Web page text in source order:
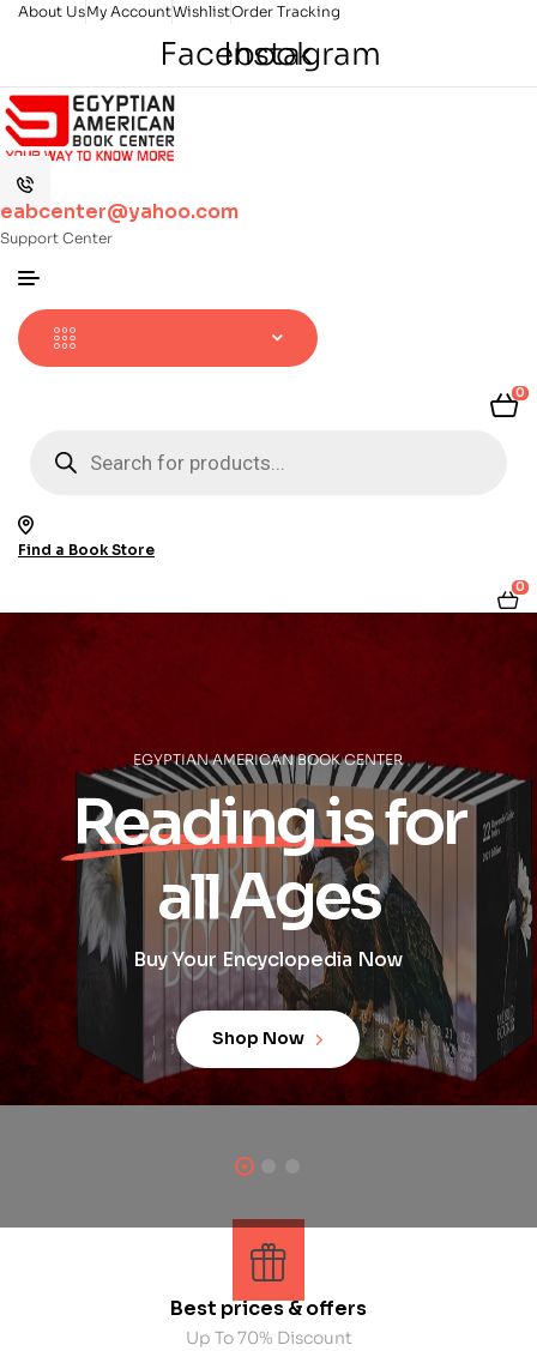
About UsMy AccountWishlistOrder Tracking
Facebook
Instagram
eabcenter@yahoo.com
Support Center
0
search
Find a Book Store
0
EGYPTIAN AMERICAN BOOK CENTER
Reading is for
all Ages
Buy Your Encyclopedia Now
Shop Now
Best prices & offers
Up To 70% Discount